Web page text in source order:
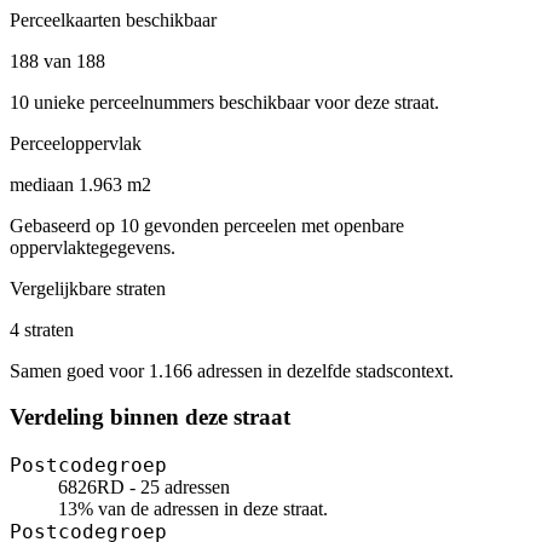
Perceelkaarten beschikbaar
188 van 188
10 unieke perceelnummers beschikbaar voor deze straat.
Perceeloppervlak
mediaan 1.963 m2
Gebaseerd op 10 gevonden perceelen met openbare
oppervlaktegegevens.
Vergelijkbare straten
4 straten
Samen goed voor 1.166 adressen in dezelfde stadscontext.
Verdeling binnen deze straat
Postcodegroep
6826RD - 25 adressen
13% van de adressen in deze straat.
Postcodegroep